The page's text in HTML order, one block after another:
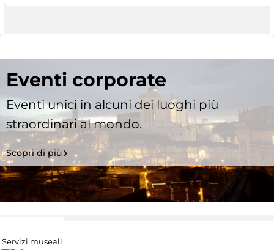
Eventi corporate
Eventi unici in alcuni dei luoghi più
straordinari al mondo.
Scopri di più
Servizi museali